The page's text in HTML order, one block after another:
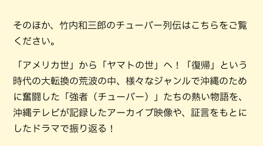
そのほか、竹内和三郎のチューバー列伝はこちらをご覧
ください。
「アメリカ世」から「ヤマトの世」へ！「復帰」という
時代の大転換の荒波の中、様々なジャンルで沖縄のため
に奮闘した「強者（チューバー）」たちの熱い物語を、
沖縄テレビが記録したアーカイブ映像や、証言をもとに
したドラマで振り返る！